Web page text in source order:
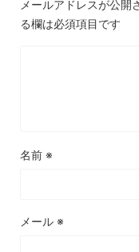
メールアドレスが公開
る欄は必須項目です
名前 ※
メール ※